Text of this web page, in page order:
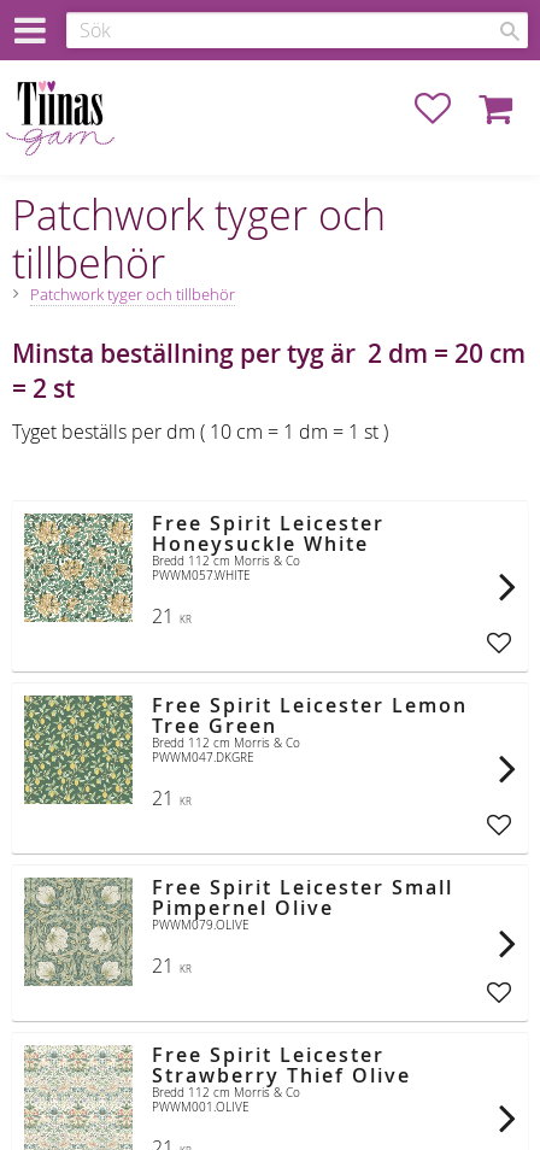
Favoriter
Patchwork tyger och
tillbehör
Patchwork tyger och tillbehör
Minsta beställning per tyg är 2 dm = 20 cm
= 2 st
Tyget beställs per dm ( 10 cm = 1 dm = 1 st )
Free Spirit Leicester
Honeysuckle White
Bredd 112 cm Morris & Co
PWWM057.WHITE
21 KR
Free Spirit Leicester Lemon
Tree Green
Bredd 112 cm Morris & Co
PWWM047.DKGRE
21 KR
Free Spirit Leicester Small
Pimpernel Olive
PWWM079.OLIVE
21 KR
Free Spirit Leicester
Strawberry Thief Olive
Bredd 112 cm Morris & Co
PWWM001.OLIVE